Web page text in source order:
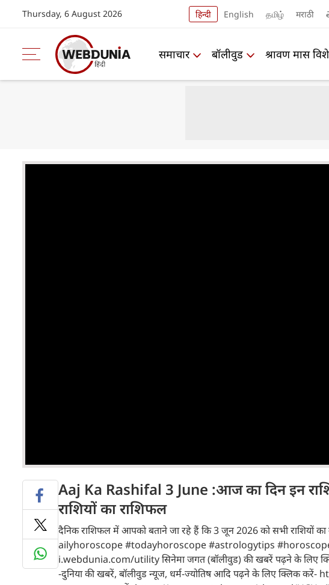
Thursday, 6 August 2026 हिन्दी English தமிழ் मराठी
समाचार बॉलीवुड श्रावण मास
Aaj Ka Rashifal 3 June :आज का दिन इन
राशियों का राशिफल
दैनिक राशिफल में आपको बताने जा रहे हैं कि 3 जून 2026 को सभी
ailyhoroscope #todayhoroscope #astrologytips
i.webdunia.com/utility सिनेमा जगत (बॉलीवुड) की खबरें पढ़ने के
-दुनिया की खबरें, बॉलीवुड न्यूज, धर्म-ज्योतिष आदि पढ़ने के लिए क्लिक